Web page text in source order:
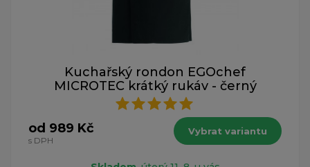
Kuchařský rondon EGOchef
MICROTEC krátký rukáv - černý
od 989 Kč
s DPH
Vybrat variantu